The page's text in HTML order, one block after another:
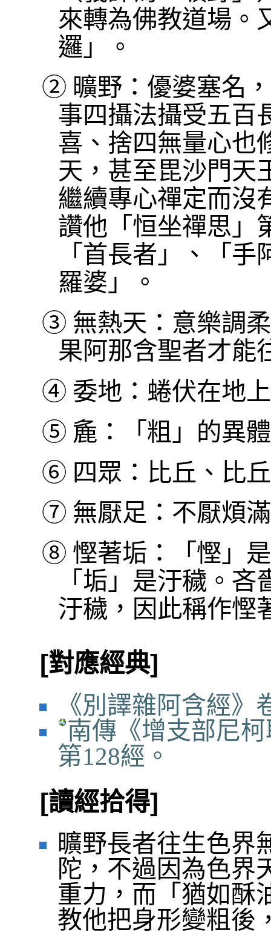
來轉為佛教道場。
邏」。
② 曠野：優婆塞名
事四攝法攝受五百
喜、捨四無量心也
天，甚至毘沙門天
繼續專心禪定而沒
讚他「恒坐禪思」
「首長者」、「
羅婆」。
③ 無熱天：意樂調
果阿那含聖者才能
④ 委地：蜷伏在地
⑤ 麁：「粗」的異
⑥ 四眾：比丘、比
⑦ 無厭足：不厭煩
⑧ 慳著垢：「慳」
「垢」是汙穢。
汙穢，因此稱作慳
[對應經典]
《別譯雜阿含經》
南傳《增支部尼
第128經。
[讀經拾得]
曠野長者往生色界
陀，不過因為色界
重力，而「猶如酥
教他把身形變粗後